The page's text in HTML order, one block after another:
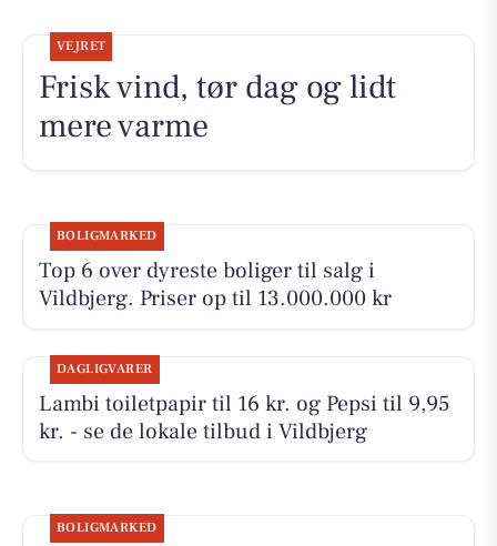
VEJRET
Frisk vind, tør dag og lidt
mere varme
BOLIGMARKED
Top 6 over dyreste boliger til salg i
Vildbjerg. Priser op til 13.000.000 kr
DAGLIGVARER
Lambi toiletpapir til 16 kr. og Pepsi til 9,95
kr. - se de lokale tilbud i Vildbjerg
BOLIGMARKED